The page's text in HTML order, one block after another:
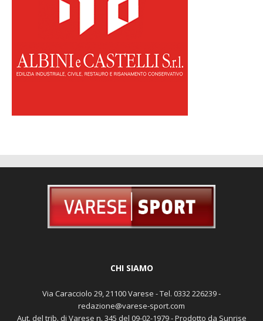
CHI SIAMO
Via Caracciolo 29, 21100 Varese - Tel. 0332 226239 -
redazione@varese-sport.com
Aut. del trib. di Varese n. 345 del 09-02-1979 - Prodotto da Sunrise